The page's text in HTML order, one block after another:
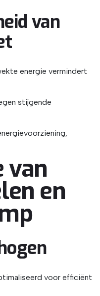
van
energie vermindert
stijgende
van
en
voor efficiënt